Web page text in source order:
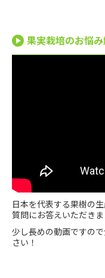
果実栽培のお悩
日本を代表する果樹の
質問にお答えいただきま
少し長めの動画ですの
さい！